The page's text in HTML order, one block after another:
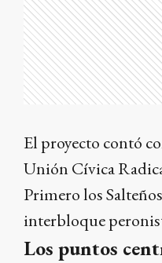
El proyecto contó
Unión Cívica
Primero los
interbloque
Los puntos